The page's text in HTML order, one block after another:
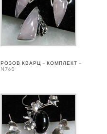
РОЗОВ КВАРЦ – КОМПЛЕКТ –
N768